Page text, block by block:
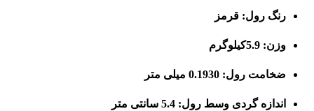
رنگ رول: قرمز
وزن: 5.9کیلوگرم
ضخامت رول: 0.1930 میلی متر
اندازه گردی وسط رول: 5.4 سانتی متر